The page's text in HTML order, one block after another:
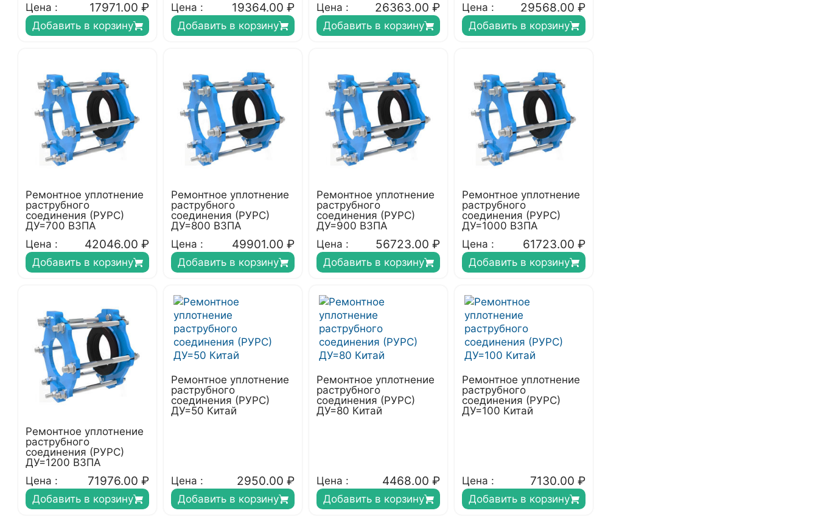
Цена :
17971.00 ₽
Добавить в корзину
Цена :
19364.00 ₽
Добавить в корзину
Цена :
26363.00 ₽
Добавить в корзину
Цена :
29568.00 ₽
Добавить в корзину
Ремонтное уплотнение
раструбного
соединения (РУРС)
ДУ=700 ВЗПА
Цена :
42046.00 ₽
Добавить в корзину
Ремонтное уплотнение
раструбного
соединения (РУРС)
ДУ=800 ВЗПА
Цена :
49901.00 ₽
Добавить в корзину
Ремонтное уплотнение
раструбного
соединения (РУРС)
ДУ=900 ВЗПА
Цена :
56723.00 ₽
Добавить в корзину
Ремонтное уплотнение
раструбного
соединения (РУРС)
ДУ=1000 ВЗПА
Цена :
61723.00 ₽
Добавить в корзину
Ремонтное уплотнение
раструбного
соединения (РУРС)
ДУ=1200 ВЗПА
Цена :
71976.00 ₽
Добавить в корзину
Ремонтное уплотнение
раструбного
соединения (РУРС)
ДУ=50 Китай
Цена : 2950.00 ₽
Добавить в корзину
Ремонтное уплотнение
раструбного
соединения (РУРС)
ДУ=80 Китай
Цена : 4468.00 ₽
Добавить в корзину
Ремонтное уплотнение
раструбного
соединения (РУРС)
ДУ=100 Китай
Цена : 7130.00 ₽
Добавить в корзину